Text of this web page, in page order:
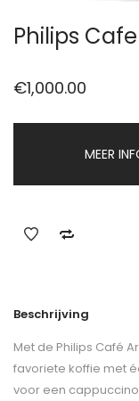
Philips
€1,000.00
MEER
Beschrijving
Met de Philips Café
favoriete koffie met
voor een